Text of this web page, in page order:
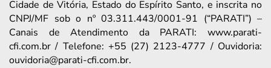
Cidade de Vitória, Estado do Espírito Santo, e inscrita no
CNPJ/MF sob o nº 03.311.443/0001-91 (“PARATI”) –
Canais de Atendimento da PARATI: www.parati-
cfi.com.br / Telefone: +55 (27) 2123-4777 / Ouvidoria:
ouvidoria@parati-cfi.com.br.